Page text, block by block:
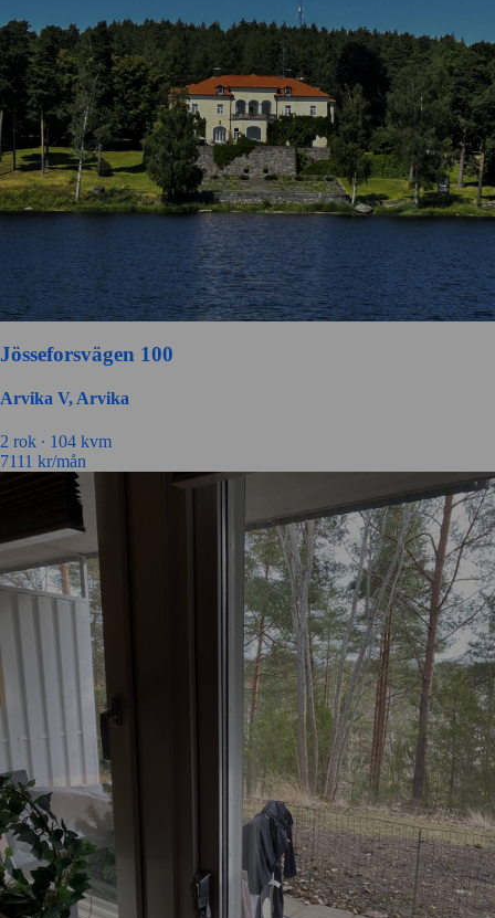
Jösseforsvägen 100
Arvika V, Arvika
2 rok ∙ 104 kvm
7111 kr/mån